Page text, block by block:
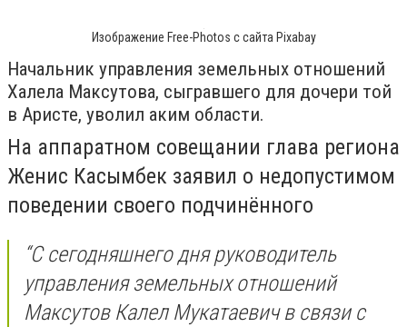
Изображение Free-Photos с сайта Pixabay
Начальник управления земельных отношений
Халела Максутова, сыгравшего для дочери той
в Аристе, уволил аким области.
На аппаратном совещании глава региона
Женис Касымбек заявил о недопустимом
поведении своего подчинённого
“С сегодняшнего дня руководитель
управления земельных отношений
Максутов Калел Мукатаевич в связи с